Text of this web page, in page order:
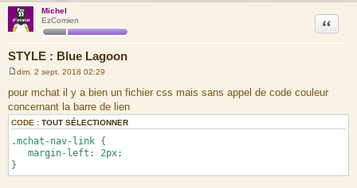
Michel
EzComien
STYLE : Blue Lagoon
Citation
s
s
a
g
dim. 2 sept. 2018 02:29
pour mchat il y a bien un fichier css mais sans appel de code couleur
concernant la barre de lien
CODE : TOUT SÉLECTIONNER
.mchat-nav-link {
margin-left: 2px;
}